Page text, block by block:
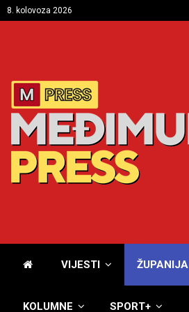
8. kolovoza 2026
VIJESTI ŽUPANIJA
KOLUMNE SPORT+